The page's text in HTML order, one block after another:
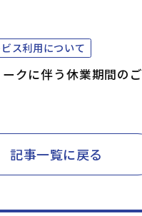
ス利用について
クに伴う休業期間の
記事一覧に戻る